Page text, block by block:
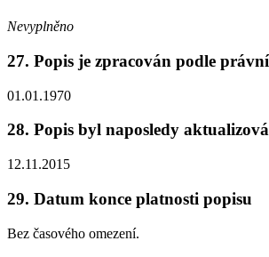
Nevyplněno
27. Popis je zpracován podle
01.01.1970
28. Popis byl naposledy
12.11.2015
29. Datum konce platnosti popisu
Bez časového omezení.